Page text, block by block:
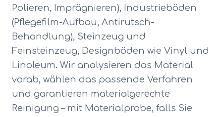
Polieren, Imprägnieren), Industrieböden
(Pflegefilm-Aufbau, Antirutsch-
Behandlung), Steinzeug und
Feinsteinzeug, Designböden wie Vinyl und
Linoleum. Wir analysieren das Material
vorab, wählen das passende Verfahren
und garantieren materialgerechte
Reinigung – mit Materialprobe, falls Sie